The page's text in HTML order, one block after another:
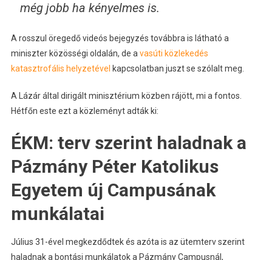
még jobb ha kényelmes is.
A rosszul öregedő videós bejegyzés továbbra is látható a
miniszter közösségi oldalán, de a vasúti közlekedés
katasztrofális helyzetével kapcsolatban juszt se szólalt meg.
A Lázár által dirigált minisztérium közben rájött, mi a fontos.
Hétfőn este ezt a közleményt adták ki:
ÉKM: terv szerint haladnak a
Pázmány Péter Katolikus
Egyetem új Campusának
munkálatai
Július 31-ével megkezdődtek és azóta is az ütemterv szerint
haladnak a bontási munkálatok a Pázmány Campusnál,